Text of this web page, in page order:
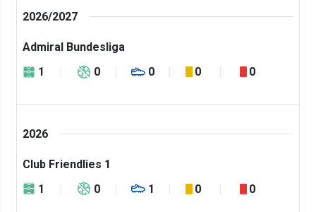
2026/2027
Admiral Bundesliga
1
0 0 0 0
2026
Club Friendlies 1
1
0 1 0 0